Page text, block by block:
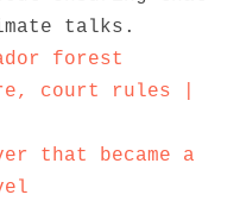
forest
court rules |
that became a